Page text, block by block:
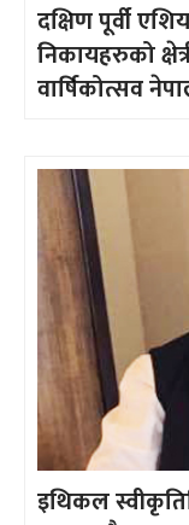
दक्षिण पूर्वी
निकायहरुको
वार्षिकोत्सव
इथिकल